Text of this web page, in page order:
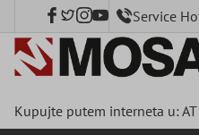
glavni sadržaj Service
Kupujte putem interneta u:AT